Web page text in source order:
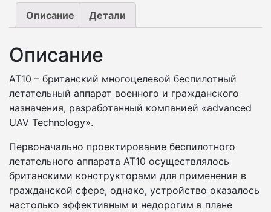
Описание Детали
Описание
AT10 – британский многоцелевой беспилотный
летательный аппарат военного и гражданского
назначения, разработанный компанией «advanced
UAV Technology».
Первоначально проектирование беспилотного
летательного аппарата AT10 осуществлялось
британскими конструкторами для применения в
гражданской сфере, однако, устройство оказалось
настолько эффективным и недорогим в плане